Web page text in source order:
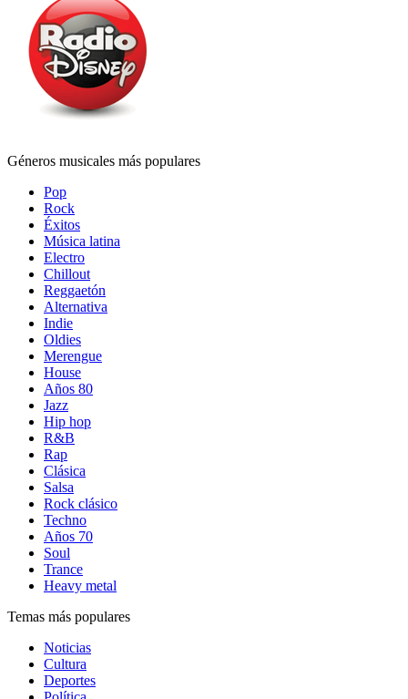
Géneros musicales más populares
Pop
Rock
Éxitos
Música latina
Electro
Chillout
Reggaetón
Alternativa
Indie
Oldies
Merengue
House
Años 80
Jazz
Hip hop
R&B
Rap
Clásica
Salsa
Rock clásico
Techno
Años 70
Soul
Trance
Heavy metal
Temas más populares
Noticias
Cultura
Deportes